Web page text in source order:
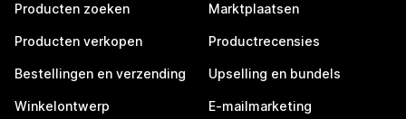
Producten zoeken
Producten verkopen
Bestellingen en verzending
Winkelontwerp
Marktplaatsen
Productrecensies
Upselling en bundels
E-mailmarketing